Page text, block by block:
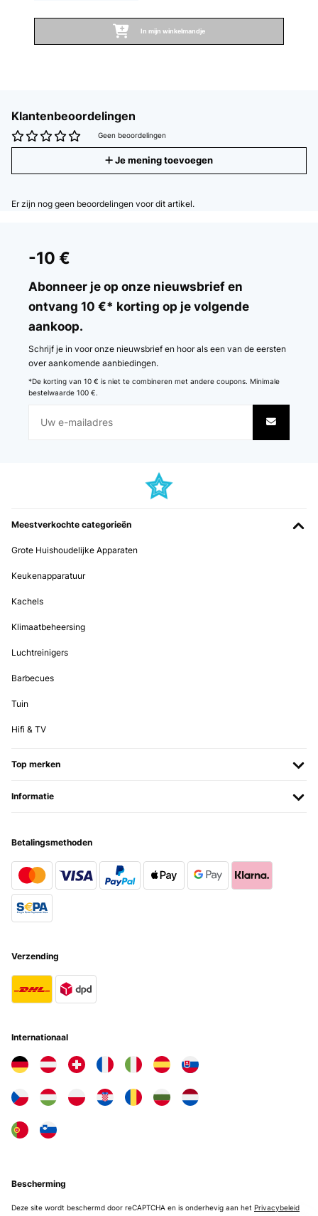
In mijn winkelmandje
Klantenbeoordelingen
Geen beoordelingen
Je mening toevoegen
Er zijn nog geen beoordelingen voor dit artikel.
-10 €
Abonneer je op onze nieuwsbrief en
ontvang 10 €* korting op je volgende
aankoop.
Schrijf je in voor onze nieuwsbrief en hoor als een van de eersten
over aankomende aanbiedingen.
*De korting van 10 € is niet te combineren met andere coupons. Minimale
bestelwaarde 100 €.
Meestverkochte categorieën
Grote Huishoudelijke Apparaten
Keukenapparatuur
Kachels
Klimaatbeheersing
Luchtreinigers
Barbecues
Tuin
Hifi & TV
Top merken
Informatie
Betalingsmethoden
Verzending
Internationaal
Bescherming
Deze site wordt beschermd door reCAPTCHA en is onderhevig aan het Privacybeleid